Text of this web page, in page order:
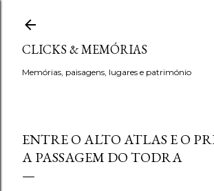
CLICKS & MEMÓRIAS
Memórias, paisagens, lugares e património
ENTRE O ALTO ATLAS E O
A PASSAGEM DO TODRA